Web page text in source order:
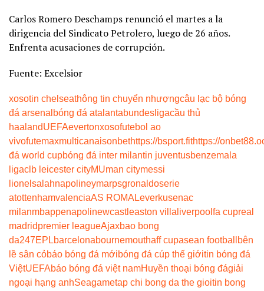
Carlos Romero Deschamps renunció el martes a la
dirigencia del Sindicato Petrolero, luego de 26 años.
Enfrenta acusaciones de corrupción.
Fuente: Excelsior
xosotin chelseathông tin chuyển nhượngcâu lạc bộ bóng
đá arsenal bóng đá atalantabundesligacầu thủ
haalandUEFAevertonxosofutebol ao
vivofutemaxmulticanaisonbethttps://bsport.fithttps://
đá world cupbóng đá inter milantin juventusbenzema la
ligaclb leicester cityMUman citymessi
lionel salahnapolineymarpsgronaldoserie
atottenhamvalenciaAS ROMA Leverkusenac
milanmbappenapolinewcastleaston villa liverpool fa cupreal
madridpremier leagueAjaxbao bong
da247EPLbarcelonabournemouthaff cupasean football
bên
lề sân cỏbáo bóng đá mớibóng đá cúp thế giớitin bóng đá
ViệtUEFAbáo bóng đá việt namHuyền thoại bóng đágiải
ngoại hạng anhSeagametap chi bong da the gioitin bong